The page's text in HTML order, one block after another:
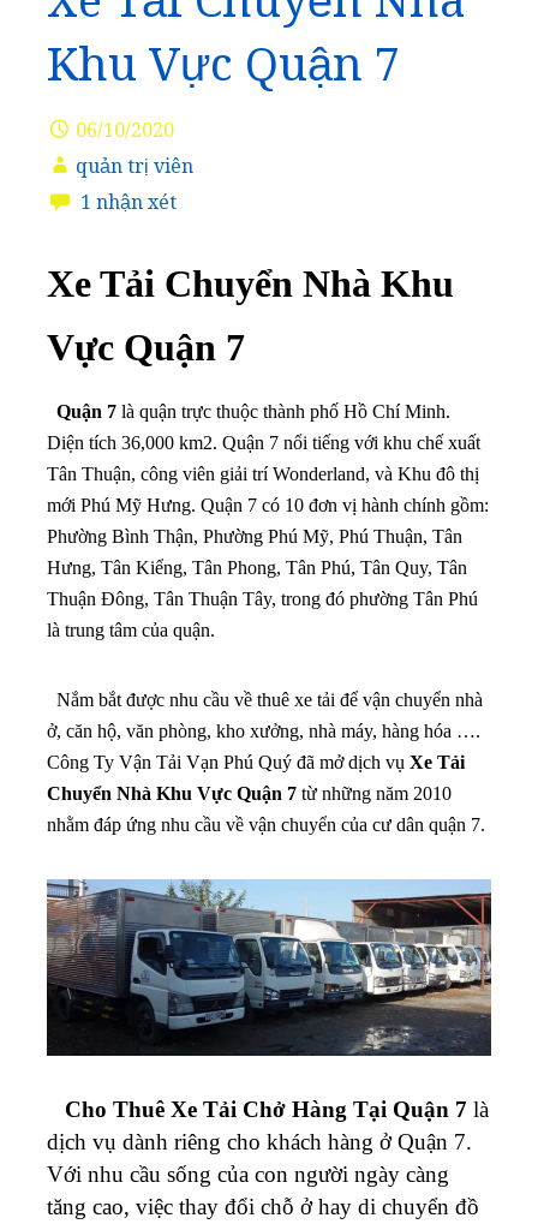
Khu Vực Quận 7
06/10/2020
quản trị viên
1 nhận xét
Xe Tải Chuyển Nhà Khu
Vực Quận 7
Quận 7 là quận trực thuộc thành phố Hồ Chí Minh.
Diện tích 36,000 km2. Quận 7 nổi tiếng với khu chế xuất
Tân Thuận, công viên giải trí Wonderland, và Khu đô thị
mới Phú Mỹ Hưng. Quận 7 có 10 đơn vị hành chính gồm:
Phường Bình Thận, Phường Phú Mỹ, Phú Thuận, Tân
Hưng, Tân Kiểng, Tân Phong, Tân Phú, Tân Quy, Tân
Thuận Đông, Tân Thuận Tây, trong đó phường Tân Phú
là trung tâm của quận.
Nắm bắt được nhu cầu về thuê xe tải để vận chuyển nhà
ở, căn hộ, văn phòng, kho xưởng, nhà máy, hàng hóa ….
Công Ty Vận Tải Vạn Phú Quý đã mở dịch vụ Xe Tải
Chuyển Nhà Khu Vực Quận 7 từ những năm 2010
nhằm đáp ứng nhu cầu về vận chuyển của cư dân quận 7.
Cho Thuê Xe Tải Chở Hàng Tại Quận 7 là
dịch vụ dành riêng cho khách hàng ở Quận 7.
Với nhu cầu sống của con người ngày càng
tăng cao, việc thay đổi chỗ ở hay di chuyển đồ